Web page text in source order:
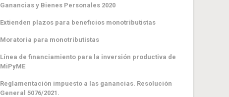
Ganancias y Bienes Personales 2020
Extienden plazos para beneficios monotributistas
Moratoria para monotributistas
Línea de financiamiento para la inversión productiva de
MiPyME
Reglamentación impuesto a las ganancias. Resolución
General 5076/2021.